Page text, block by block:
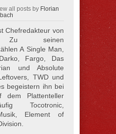
all posts by Florian
Chefredakteur von
Zu seinen
A Single Man,
Fargo, Das
und Absolute
TWD und
begeistern ihn bei
dem Plattenteller
Tocotronic,
Element of